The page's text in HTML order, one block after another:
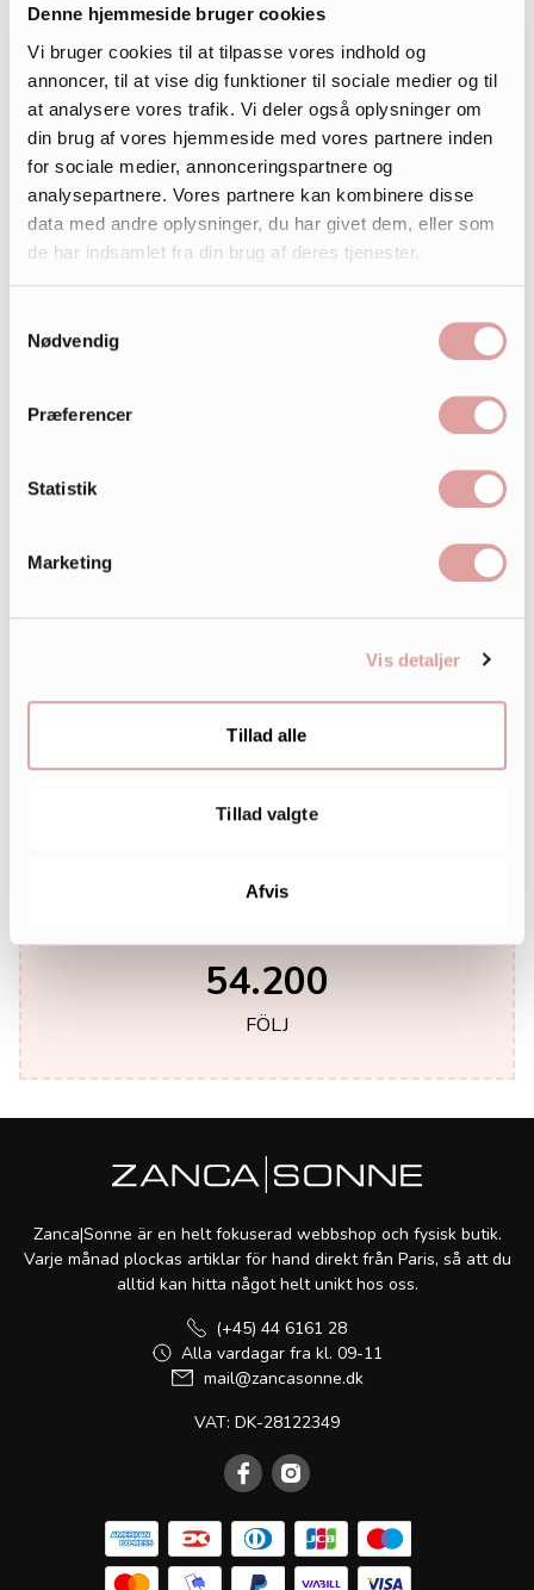
Denne hjemmeside bruger cookies
Vi bruger cookies til at tilpasse vores indhold og
annoncer, til at vise dig funktioner til sociale medier og til
at analysere vores trafik. Vi deler også oplysninger om
din brug af vores hjemmeside med vores partnere inden
for sociale medier, annonceringspartnere og
analysepartnere. Vores partnere kan kombinere disse
data med andre oplysninger, du har givet dem, eller som
de har indsamlet fra din brug af deres tjenester.
Nødvendig
Præferencer
Statistik
Marketing
Vis detaljer
Tillad alle
Tillad valgte
Afvis
LIKES
54.200
FÖLJ
Zanca|Sonne är en helt fokuserad webbshop och fysisk butik.
Varje månad plockas artiklar för hand direkt från Paris, så att du
alltid kan hitta något helt unikt hos oss.
(+45) 44 6161 28
Alla vardagar fra kl. 09-11
mail@zancasonne.dk
VAT: DK-28122349